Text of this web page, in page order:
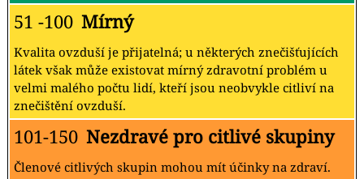
51 -100 Mírný
Kvalita ovzduší je přijatelná; u některých znečišťujících
látek však může existovat mírný zdravotní problém u
velmi malého počtu lidí, kteří jsou neobvykle citliví na
znečištění ovzduší.
101-150 Nezdravé pro citlivé skupiny
Členové citlivých skupin mohou mít účinky na zdraví.